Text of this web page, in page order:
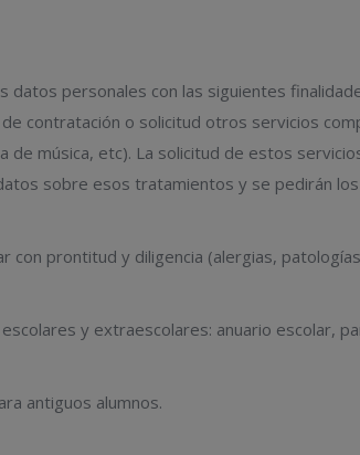
personales con las siguientes
contratación o solicitud otros servicios
música, etc). La solicitud de estos
sobre esos tratamientos y se pedirán
con prontitud y diligencia (alergias,
y extraescolares: anuario escolar,
antiguos alumnos.